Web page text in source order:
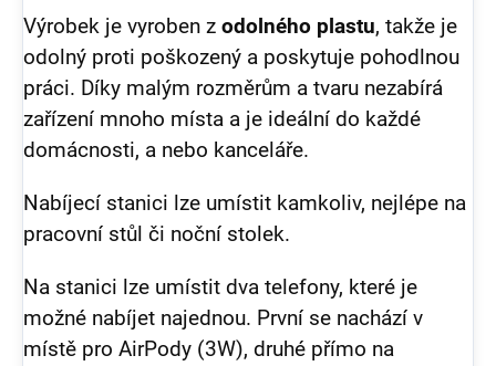
Výrobek je vyroben z odolného plastu, takže je
odolný proti poškozený a poskytuje pohodlnou
práci. Díky malým rozměrům a tvaru nezabírá
zařízení mnoho místa a je ideální do každé
domácnosti, a nebo kanceláře.
Nabíjecí stanici lze umístit kamkoliv, nejlépe na
pracovní stůl či noční stolek.
Na stanici lze umístit dva telefony, které je
možné nabíjet najednou. První se nachází v
místě pro AirPody (3W), druhé přímo na